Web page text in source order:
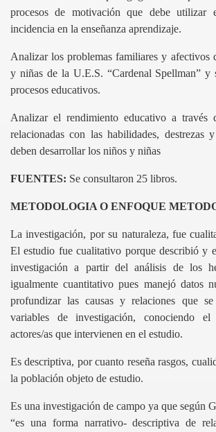
procesos de motivación que debe utilizar
incidencia en la enseñanza aprendizaje.
Analizar los problemas familiares y afectivos
y niñas de la U.E.S. “Cardenal Spellman” y
procesos educativos.
Analizar el rendimiento educativo a través
relacionadas con las habilidades, destrezas
deben desarrollar los niños y niñas
FUENTES: Se consultaron 25 libros.
METODOLOGIA O ENFOQUE
La investigación, por su naturaleza, fue
El estudio fue cualitativo porque describió y
investigación a partir del análisis de los
igualmentecuantitativopues manejó datos
profundizar las causas y relaciones que
variables de investigación, conociendo
actores/as que intervienen en el estudio.
Es descriptiva, por cuanto reseña rasgos,
la población objeto de estudio.
Es una investigación de campo ya que según
“es una forma narrativo- descriptiva de
UL
investigación cientítifica